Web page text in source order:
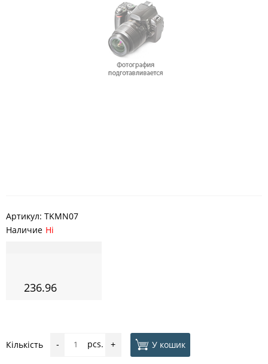
Артикул: TKMN07
Наличие Ні
236.96
Кількість - pcs. + У кошик